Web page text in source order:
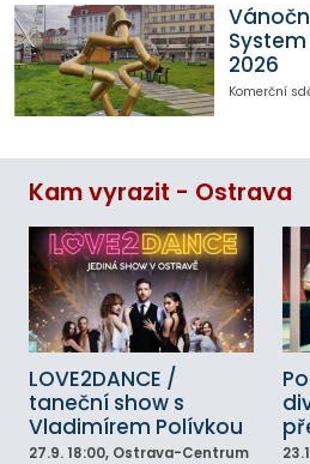
2026
Komerční
Kam vyrazit - Ostrava
LOVE2DANCE /
taneční show s
Vladimírem Polívkou
27.9. 18:00, Ostrava-Centrum